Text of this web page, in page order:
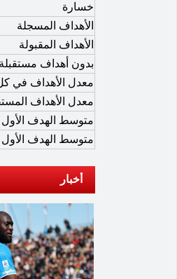
خسارة
الأهداف المسجلة
الأهداف المقبولة
بدون أهداف مستقبلة
معدل الأهداف في
معدل الأهداف
متوسط الهدف
متوسط الهدف الأول
أخبار